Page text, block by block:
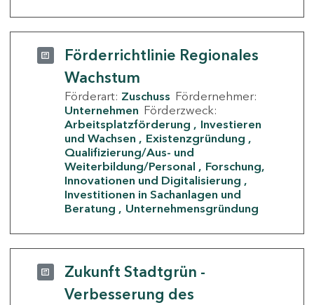
Förderrichtlinie Regionales
Wachstum
Förderart: Zuschuss Fördernehmer:
Unternehmen Förderzweck:
Arbeitsplatzförderung
Investieren
und Wachsen
Existenzgründung
Qualifizierung/Aus- und
Weiterbildung/Personal
Forschung,
Innovationen und Digitalisierung
Investitionen in Sachanlagen und
Beratung
Unternehmensgründung
Zukunft Stadtgrün -
Verbesserung des